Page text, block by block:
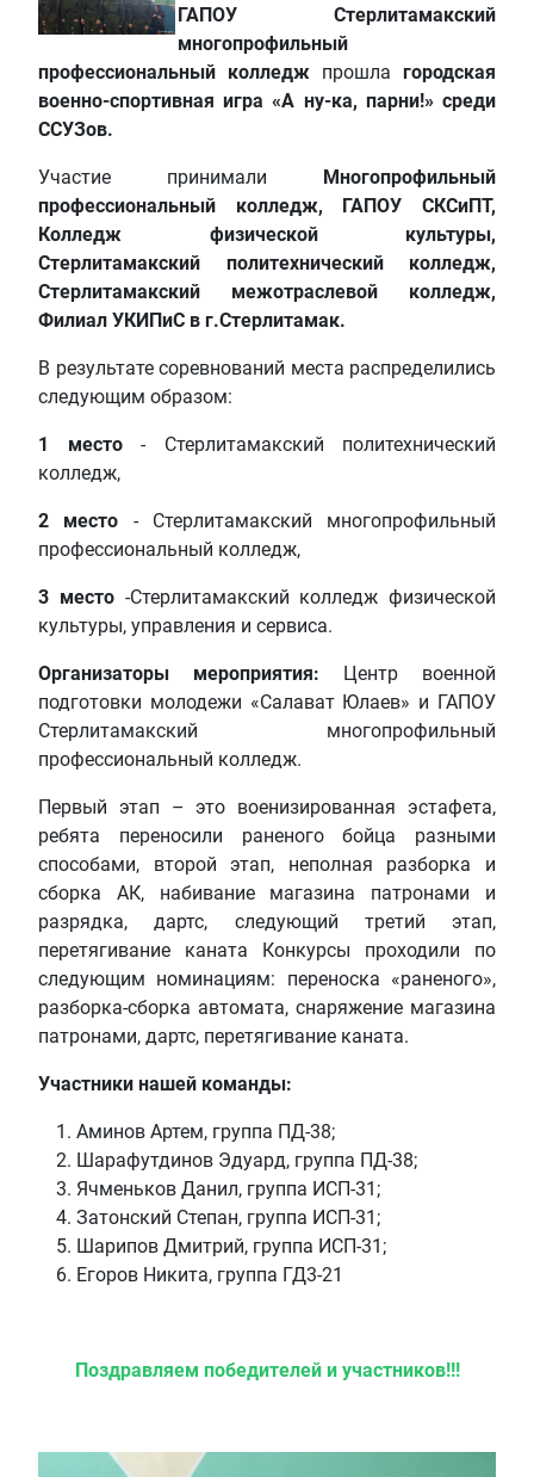
ГАПОУ Стерлитамакский
многопрофильный
профессиональный колледж прошла городская
военно-спортивная игра «А ну-ка, парни!» среди
ССУЗов.
Участие принимали
Многопрофильный
профессиональный колледж, ГАПОУ СКСиПТ,
Колледж физической культуры,
Стерлитамакский политехнический колледж,
Стерлитамакский межотраслевой колледж,
Филиал УКИПиС в г.Стерлитамак.
В результате соревнований места распределились
следующим образом:
1 место - Стерлитамакский политехнический
колледж,
2 место - Стерлитамакский многопрофильный
профессиональный колледж,
3 место-Стерлитамакский колледж физической
культуры, управления и сервиса.
Организаторы мероприятия: Центр военной
подготовки молодежи «Салават Юлаев» и ГАПОУ
Стерлитамакский многопрофильный
профессиональный колледж.
Первый этап – это военизированная эстафета,
ребята переносили раненого бойца разными
способами, второй этап, неполная разборка и
сборка АК, набивание магазина патронами и
разрядка, дартс, следующий третий этап,
перетягивание каната Конкурсы проходили по
следующим номинациям: переноска «раненого»,
разборка-сборка автомата, снаряжение магазина
патронами, дартс, перетягивание каната.
Участники нашей команды:
Аминов Артем, группа ПД-38;
Шарафутдинов Эдуард, группа ПД-38;
Ячменьков Данил, группа ИСП-31;
Затонский Степан, группа ИСП-31;
Шарипов Дмитрий, группа ИСП-31;
Егоров Никита, группа ГД3-21
Поздравляем победителей и участников!!!